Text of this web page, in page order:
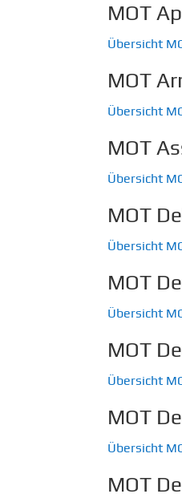
MOT
Übersicht
MOT
Übersicht
MOT
Übersicht
MOT
Übersicht
MOT
Übersicht
MOT
Übersicht
MOT
Übersicht
MOT